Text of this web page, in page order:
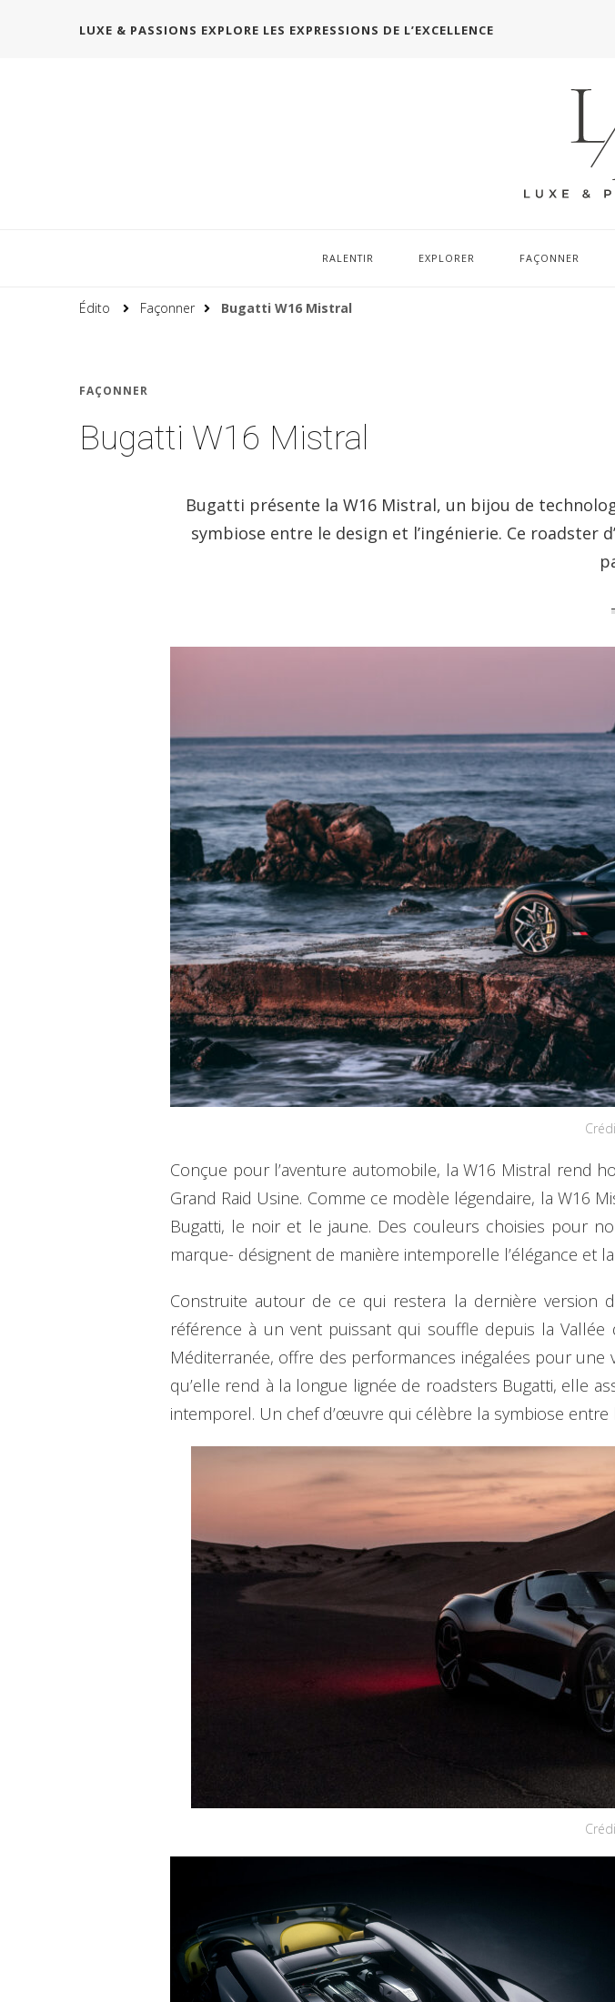
LUXE & PASSIONS EXPLORE LES EXPRESSIONS DE L’EXCELLENCE
RALENTIR EXPLORER FAÇONNER
Édito Façonner Bugatti W16 Mistral
FAÇONNER
Bugatti W16 Mistral
Bugatti présente la W16 Mistral, un bijou de
symbiose entre le design et l’ingénierie. Ce
Conçue pour l’aventure automobile, la W16 Mistral rend
Grand Raid Usine. Comme ce modèle légendaire, la W16
Bugatti, le noir et le jaune. Des couleurs choisies pour
marque- désignent de manière intemporelle l’élégance et
Construite autour de ce qui restera la dernière version
référence à un vent puissant qui souffle depuis la
Méditerranée, offre des performances inégalées pour une
qu’elle rend à la longue lignée de roadsters Bugatti, elle
intemporel. Un chef d’œuvre qui célèbre la symbiose entre